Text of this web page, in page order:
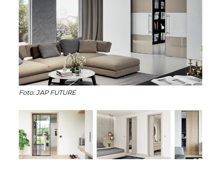
Foto: JAP FUTURE